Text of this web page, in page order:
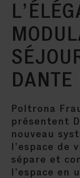
DANTE
Poltrona
présentent
nouveau
l’espace
sépare et
l’espace